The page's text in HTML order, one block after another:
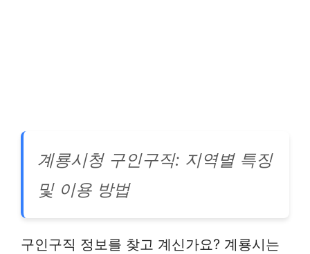
계룡시청 구인구직: 지역별 특징
및 이용 방법
구인구직 정보를 찾고 계신가요? 계룡시는